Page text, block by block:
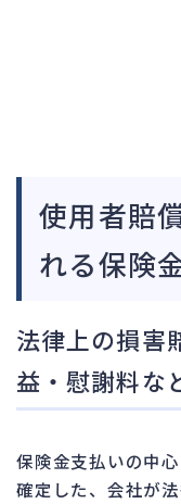
使用者賠
れる保険
法律上の損害
益・慰謝料な
保険金支払いの中
確定した、会社が